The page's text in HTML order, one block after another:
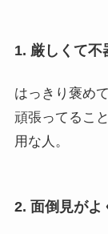
1. 厳しくて不
はっきり褒め
頑張ってるこ
用な人。
2. 面倒見がよ